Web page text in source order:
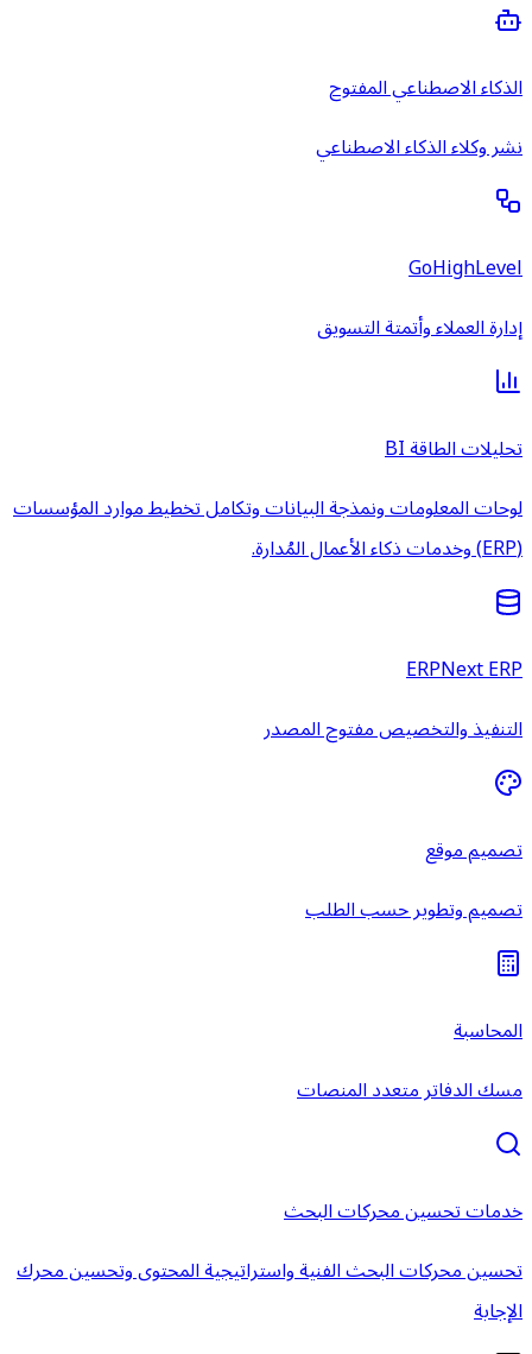
الذكاء الاصطناعي المفتوح
نشر وكلاء الذكاء الاصطناعي
GoHighLevel
إدارة العملاء وأتمتة التسويق
تحليلات الطاقة BI
لوحات المعلومات ونمذجة البيانات وتكامل تخطيط موارد المؤسسات
(ERP) وخدمات ذكاء الأعمال المُدارة.
ERPNext ERP
التنفيذ والتخصيص مفتوح المصدر
تصميم موقع
تصميم وتطوير حسب الطلب
المحاسبة
مسك الدفاتر متعدد المنصات
خدمات تحسين محركات البحث
تحسين محركات البحث الفنية واستراتيجية المحتوى وتحسين محرك
الإجابة